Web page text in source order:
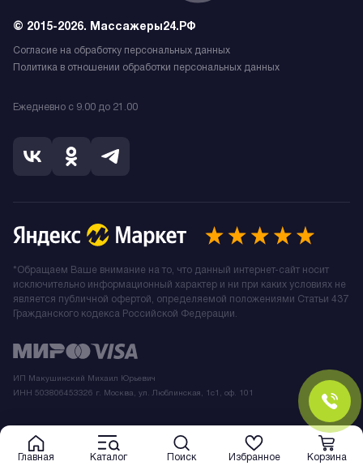
Главная Каталог Поиск Избранное Корзина
© 2015-2026. Массажеры24.РФ
Согласие на обработку персональных данных
Политика в отношении обработки персональных данных
Ежедневно с 9.00 до 21.00
ИП Макушинский Михаил Юрьевич
ИНН 503806453326 г. Москва, ул. Люблинская, 1с1, оф. 101
*Обращаем Ваше внимание на то, что данный интернет-сайт носит
исключительно информационный характер и ни при каких условиях не
является публичной офертой, определяемой положениями Статьи 437
Гражданского кодекса Российской Федерации.